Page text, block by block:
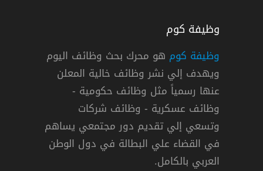
دوام كامل
وظيفة كوم
وظيفة كوم هو محرك بحث وظائف اليوم
ويهدف إلي نشر وظائف خالية المعلن
عنها رسمياً مثل وظائف حكومية -
وظائف عسكرية - وظائف شركات
وتسعي إلي تقديم دور مجتمعي يساهم
في القضاء علي البطالة في دول الوطن
العربي بالكامل.